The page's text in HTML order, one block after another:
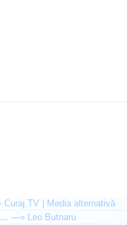
Curaj.TV | Media alternativă
—» Leo Butnaru